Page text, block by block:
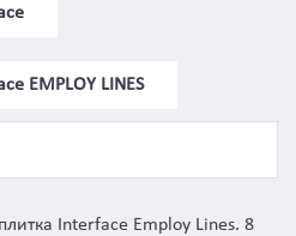
EMPLOY LINES
Interface Employ Lines. 8